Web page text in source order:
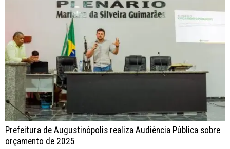
Prefeitura de Augustinópolis realiza Audiência Pública sobre
orçamento de 2025